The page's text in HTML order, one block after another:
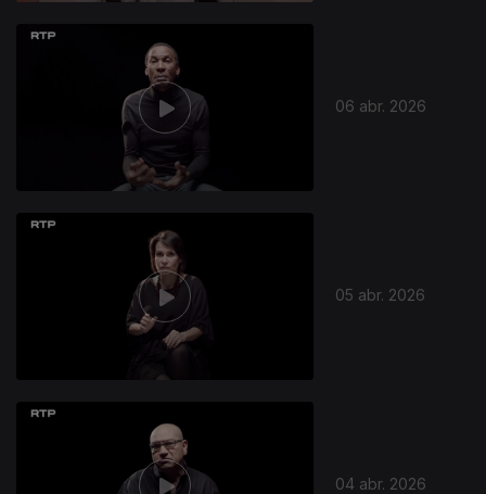
06 abr. 2026
05 abr. 2026
04 abr. 2026